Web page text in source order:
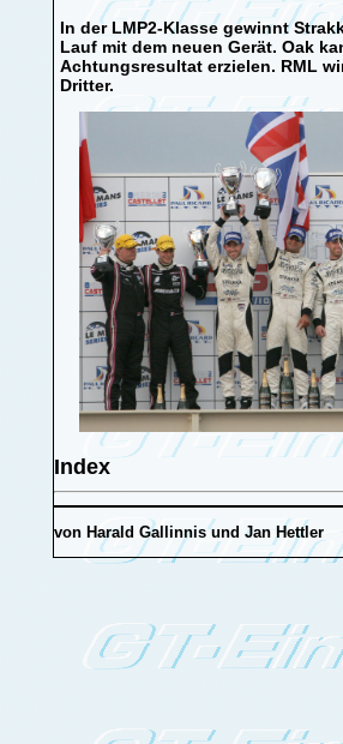
In der LMP2-Klasse gewinnt
Lauf mit dem neuen Gerät. Oak
Achtungsresultat erzielen. RML
Dritter.
Index
von Harald Gallinnis und Jan Hettler